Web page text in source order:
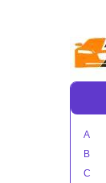
A
B
C